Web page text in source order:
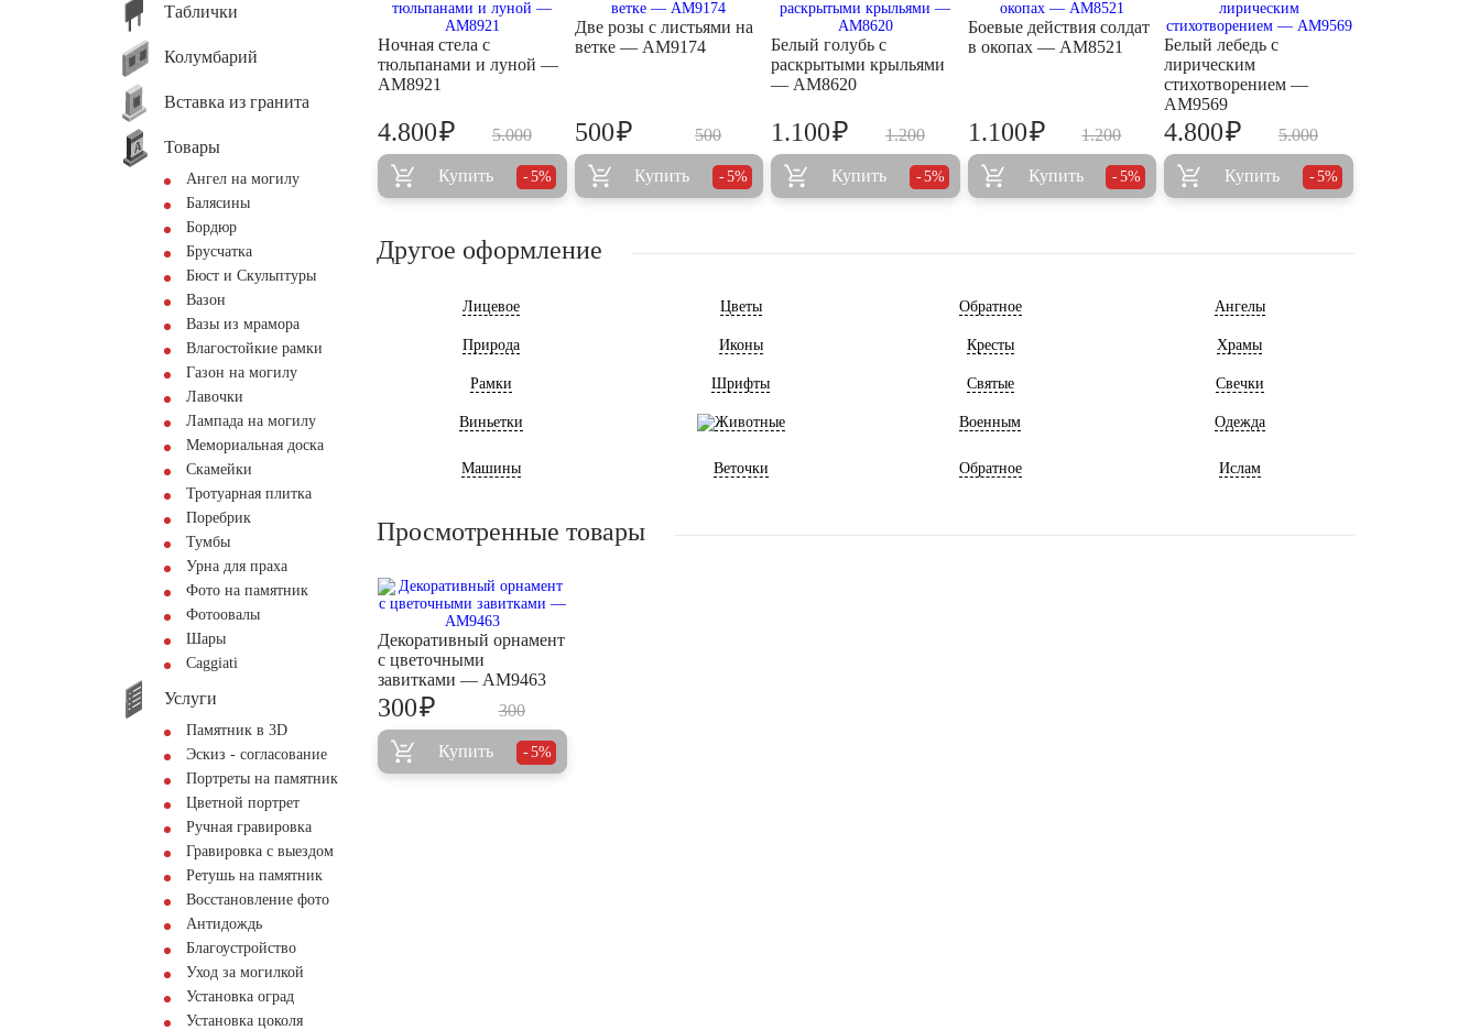
Таблички
Колумбарий
Вставка из гранита
Товары
Ангел на могилу
Балясины
Бордюр
Брусчатка
Бюст и Скульптуры
Вазон
Вазы из мрамора
Влагостойкие рамки
Газон на могилу
Лавочки
Лампада на могилу
Мемориальная доска
Скамейки
Тротуарная плитка
Поребрик
Тумбы
Урна для праха
Фото на памятник
Фотоовалы
Шары
Сaggiati
Услуги
Памятник в 3D
Эскиз - согласование
Портреты на памятник
Цветной портрет
Ручная гравировка
Гравировка с выездом
Ретушь на памятник
Восстановление фото
Антидождь
Благоустройство
Уход за могилкой
Установка оград
Установка цоколя
Ночная стела с
тюльпанами и луной —
AM8921
5.000
4.800₽
Купить 5%
Две розы с листьями на
ветке — AM9174
500
500₽
Купить 5%
Белый голубь с
раскрытыми крыльями
— AM8620
1.200
1.100₽
Купить 5%
Боевые действия солдат
в окопах — AM8521
1.200
1.100₽
Купить 5%
Белый лебедь с
лирическим
стихотворением —
AM9569
5.000
4.800₽
Купить 5%
Другое оформление
Лицевое Цветы Обратное Ангелы
Природа Иконы Кресты Храмы
Рамки Шрифты Святые Свечки
Виньетки Животные Военным Одежда
Машины Веточки Обратное Ислам
Просмотренные товары
Декоративный орнамент
с цветочными
завитками — AM9463
300
300₽
Купить 5%